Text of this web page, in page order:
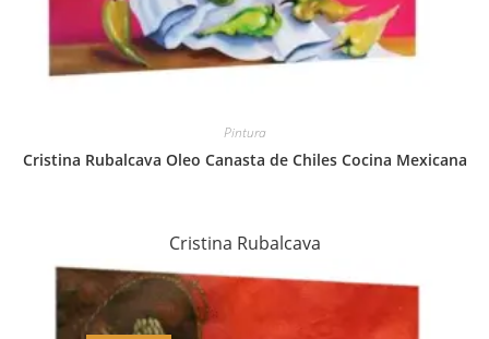
Pintura
Cristina Rubalcava Oleo Canasta de Chiles Cocina Mexicana
Cristina Rubalcava